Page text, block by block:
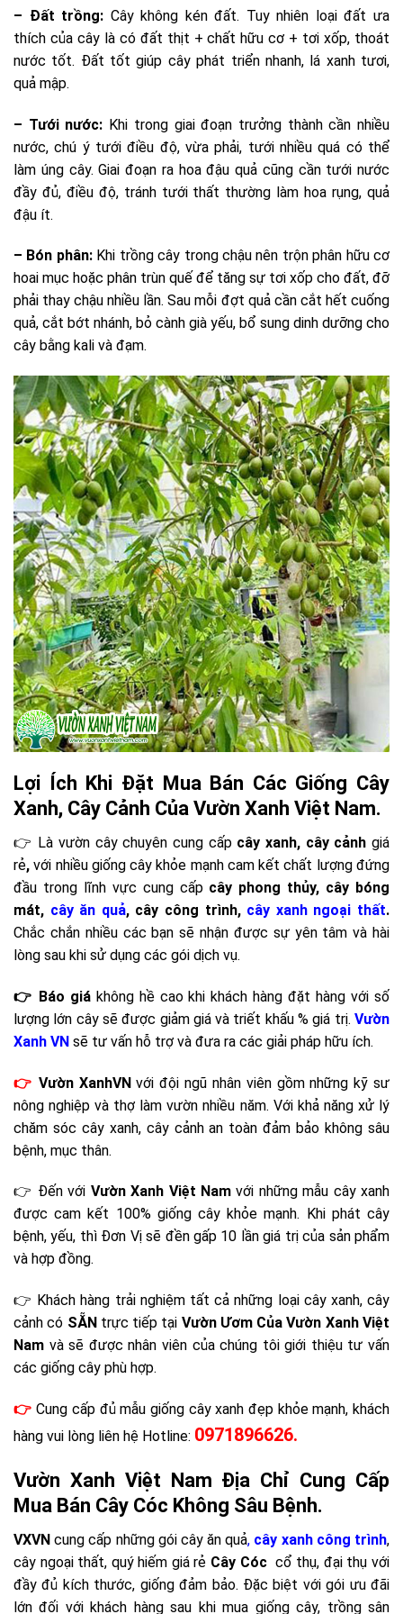
– Đất trồng: Cây không kén đất. Tuy nhiên loại đất ưa
thích của cây là có đất thịt + chất hữu cơ + tơi xốp, thoát
nước tốt. Đất tốt giúp cây phát triển nhanh, lá xanh tươi,
quả mập.
– Tưới nước: Khi trong giai đoạn trưởng thành cần nhiều
nước, chú ý tưới điều độ, vừa phải, tưới nhiều quá có thể
làm úng cây. Giai đoạn ra hoa đậu quả cũng cần tưới nước
đầy đủ, điều độ, tránh tưới thất thường làm hoa rụng, quả
đậu ít.
– Bón phân:Khi trồng cây trong chậu nên trộn phân hữu cơ
hoai mục hoặc phân trùn quế để tăng sự tơi xốp cho đất, đỡ
phải thay chậu nhiều lần. Sau mỗi đợt quả cần cắt hết cuống
quả, cắt bớt nhánh, bỏ cành già yếu, bổ sung dinh dưỡng cho
cây bằng kali và đạm.
Lợi Ích Khi Đặt Mua Bán Các Giống Cây
Xanh, Cây Cảnh Của Vườn Xanh Việt Nam.
👉 Là vườn cây chuyên cung cấp cây xanh, cây cảnh giá
rẻ,với nhiều giống cây khỏe mạnh cam kết chất lượng đứng
đầu trong lĩnh vực cung cấpcây phong thủy, cây bóng
mát, cây ăn quả, cây công trình, cây xanh ngoại thất.
Chắc chắn nhiều các bạn sẽ nhận được sự yên tâm và hài
lòng sau khi sử dụng các gói dịch vụ.
👉 Báo giá không hề cao khi khách hàng đặt hàng với số
lượng lớn cây sẽ được giảm giá và triết khấu % giá trị. Vườn
Xanh VN sẽ tư vấn hỗ trợ và đưa ra các giải pháp hữu ích.
👉 Vườn XanhVNvới đội ngũ nhân viên gồm những kỹ sư
nông nghiệp và thợ làm vườn nhiều năm. Với khả năng xử lý
chăm sóc cây xanh, cây cảnh an toàn đảm bảo không sâu
bệnh, mục thân.
👉 Đến với Vườn Xanh Việt Namvới những mẫu cây xanh
được cam kết 100% giống cây khỏe mạnh. Khi phát cây
bệnh, yếu, thì Đơn Vị sẽ đền gấp 10 lần giá trị của sản phẩm
và hợp đồng.
👉 Khách hàng trải nghiệm tất cả những loại cây xanh, cây
cảnh có SẴNtrực tiếp tại Vườn Ươm Của Vườn Xanh Việt
Nam và sẽ được nhân viên của chúng tôi giới thiệu tư vấn
các giống cây phù hợp.
👉Cung cấp đủ mẫu giống cây xanh đẹp khỏe mạnh, khách
hàng vui lòng liên hệ Hotline: 0971896626.
Vườn Xanh Việt Nam Địa Chỉ Cung Cấp
Mua Bán Cây Cóc Không Sâu Bệnh.
VXVN cung cấp những gói cây ăn quả, cây xanh công trình,
cây ngoại thất, quý hiếm giá rẻ Cây Cóc cổ thụ, đại thụ với
đầy đủ kích thước, giống đảm bảo. Đặc biệt với gói ưu đãi
lớn đối với khách hàng sau khi mua giống cây, trồng sân